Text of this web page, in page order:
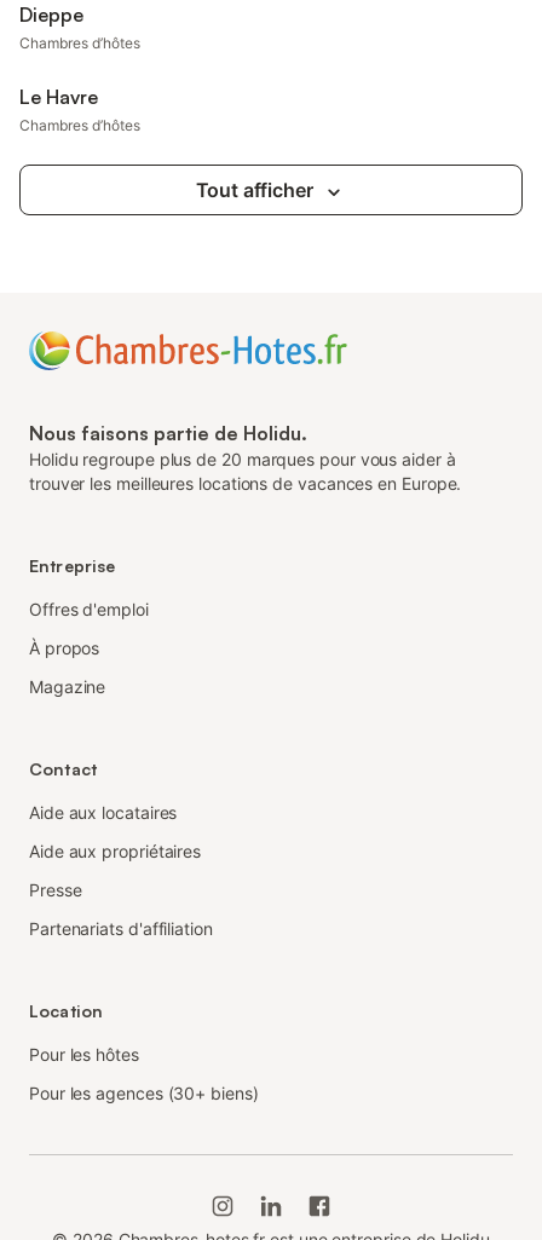
Dieppe
Chambres d’hôtes
Le Havre
Chambres d’hôtes
Tout afficher
Nous faisons partie de Holidu.
Holidu regroupe plus de 20 marques pour vous aider à
trouver les meilleures locations de vacances en Europe.
Entreprise
Offres d'emploi
À propos
Magazine
Contact
Aide aux locataires
Aide aux propriétaires
Presse
Partenariats d'affiliation
Location
Pour les hôtes
Pour les agences (30+ biens)